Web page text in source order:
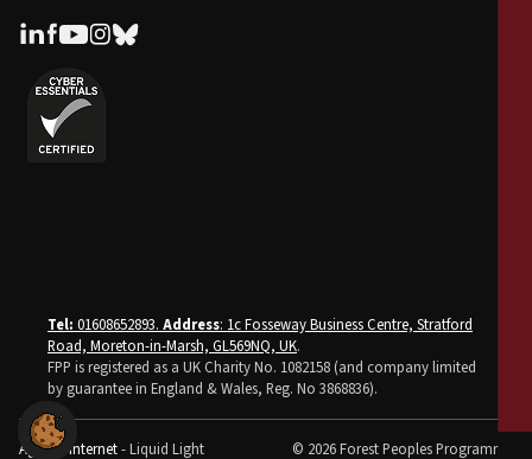
Tel: 01608652893. Address: 1c Fosseway Business Centre, Stratford
Road, Moreton-in-Marsh, GL569NQ, UK.
FPP is registered as a UK Charity No. 1082158 (and company limited
by guarantee in England & Wales, Reg. No 3868836).
Agence internet- Liquid Light © 2026 Forest Peoples Programme